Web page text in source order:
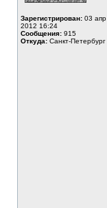
Зарегистрирован: 03 апр
2012 16:24
Сообщения: 915
Откуда: Санкт-Петербург